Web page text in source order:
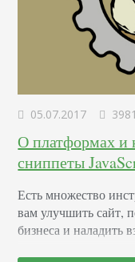
05.07.2017
О платформах и
сниппеты
Есть множество
вам улучшить сайт,
бизнеса и наладить